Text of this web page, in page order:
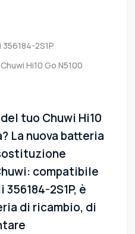
356184-2S1P
Chuwi Hi10 Go N5100
tuo Chuwi Hi10
La nuova batteria
compatibile
2S1P, è
di ricambio, di